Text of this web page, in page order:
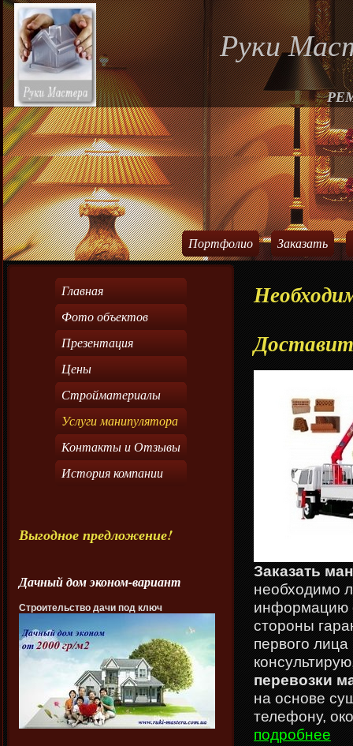
Руки
Портфолио Заказать
Главная
Фото объектов
Презентация
Цены
Стройматериалы
Услуги манипулятора
Контакты и Отзывы
История компании
Выгодное предложение!
Дачный дом эконом-вариант
Строительство дачи под ключ
Заказать
необходимо
информацию
стороны
первого
перевозки
на основе
телефону,
подробнее